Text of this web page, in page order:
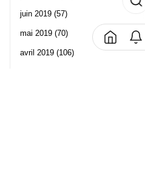
juin 2019 (57)
mai 2019 (70)
avril 2019 (106)